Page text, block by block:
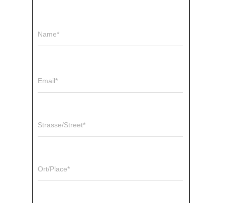
Name*
Email*
Strasse/Street*
Ort/Place*